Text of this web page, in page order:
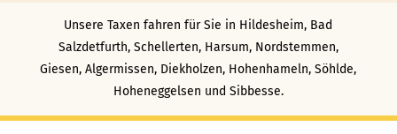
Unsere Taxen fahren für Sie in Hildesheim, Bad
Salzdetfurth, Schellerten, Harsum, Nordstemmen,
Giesen,Algermissen, Diekholzen, Hohenhameln,Söhlde,
Hoheneggelsen und Sibbesse.